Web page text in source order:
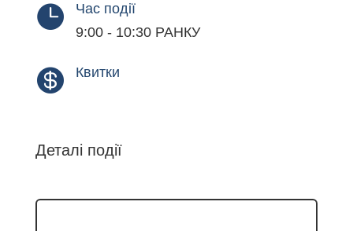

Час події
9:00 - 10:30 РАНКУ
 Квитки
Деталі події